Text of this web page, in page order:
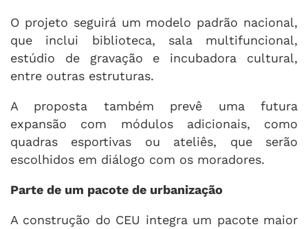
O projeto seguirá um modelo padrão nacional,
que inclui biblioteca, sala multifuncional,
estúdio de gravação e incubadora cultural,
entre outras estruturas.
A proposta também prevê uma futura
expansão com módulos adicionais, como
quadras esportivas ou ateliês, que serão
escolhidos em diálogo com os moradores.
Parte de um pacote de urbanização
A construção do CEU integra um pacote maior